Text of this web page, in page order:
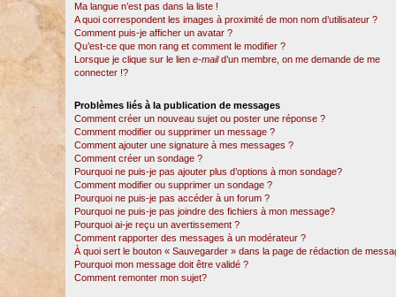
Ma langue n’est pas dans la liste !
A quoi correspondent les images à proximité de mon nom d’utilisateur ?
Comment puis-je afficher un avatar ?
Qu’est-ce que mon rang et comment le modifier ?
Lorsque je clique sur le lien e-maild’un membre, on me demande de me
connecter !?
Problèmes liés à la publication de messages
Comment créer un nouveau sujet ou poster une réponse ?
Comment modifier ou supprimer un message ?
Comment ajouter une signature à mes messages ?
Comment créer un sondage ?
Pourquoi ne puis-je pas ajouter plus d’options à mon sondage?
Comment modifier ou supprimer un sondage ?
Pourquoi ne puis-je pas accéder à un forum ?
Pourquoi ne puis-je pas joindre des fichiers à mon message?
Pourquoi ai-je reçu un avertissement ?
Comment rapporter des messages à un modérateur ?
À quoi sert le bouton « Sauvegarder » dans la page de rédaction de
Pourquoi mon message doit être validé ?
Comment remonter mon sujet?